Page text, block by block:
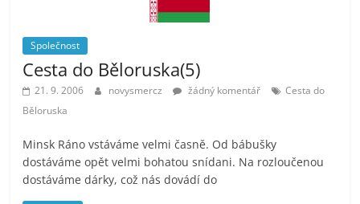
Společnost
Cesta do Běloruska(5)
21. 9. 2006 novysmercz žádný komentář
Cesta do
Běloruska
Minsk Ráno vstáváme velmi časně. Od bábušky
dostáváme opět velmi bohatou snídani. Na rozloučenou
dostáváme dárky, což nás dovádí do